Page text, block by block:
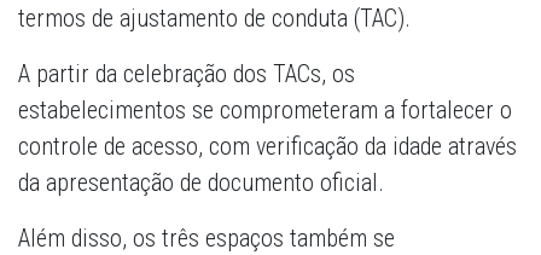
termos de ajustamento de conduta (TAC).
A partir da celebração dos TACs, os
estabelecimentos se comprometeram a fortalecer o
controle de acesso, com verificação da idade através
da apresentação de documento oficial.
Além disso, os três espaços também se